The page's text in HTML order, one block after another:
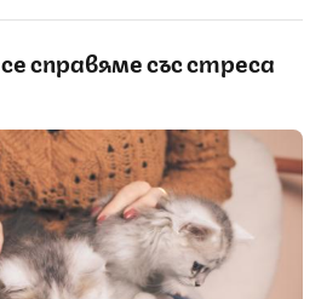
справяме със стреса